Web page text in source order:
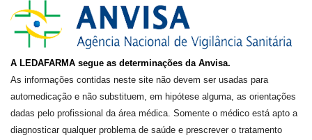
A LEDAFARMA segue as determinações da Anvisa.
As informações contidas neste site não devem ser usadas para
automedicação e não substituem, em hipótese alguma, as orientações
dadas pelo profissional da área médica. Somente o médico está apto a
diagnosticar qualquer problema de saúde e prescrever o tratamento